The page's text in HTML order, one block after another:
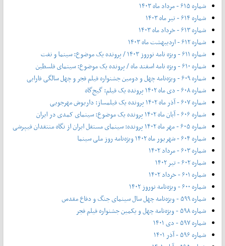
شماره ۶۱۵ - مرداد ماه ۱۴۰۳
شماره ۶۱۴ - تیر ماه ۱۴۰۳
شماره ۶۱۳ - خرداد ماه ۱۴۰۳
شماره ۶۱۲ - اردیبهشت ماه ۱۴۰۳
شماره ۶۱۱ - ویژه نامه نوروز ۱۴۰۳ / پرونده یک موضوع: سینما و نفت
شماره ۶۱۰ - ویژه نامه اسفند ماه / پرونده یک موضوع: سینمای فلسطین
شماره ۶۰۹ - ویژه‌نامه چهل و دومین جشنواره فیلم فجر و چهل سالگی فارابی
شماره ۶۰۸ - دی ماه ۱۴۰۲ پرونده یک فیلم: گیج‌گاه
شماره ۶۰۷ - آذر ماه ۱۴۰۲ پرونده یک فیلمساز: داریوش مهرجویی
شماره ۶۰۶ - آبان ماه ۱۴۰۲ پرونده یک موضوع: سینمای کمدی در ایران
شماره ۶۰۵ - مهر ماه ۱۴۰۲ پرونده: سینمای مستقل ایران از نگاه منتقدان فیپرشی
شماره ۶۰۴ - شهریور ماه ۱۴۰۲ ویژه‌نامه روز ملی سینما
شماره ۶۰۳ - مرداد ۱۴۰۲
شماره ۶۰۲ - تیر ۱۴۰۲
شماره ۶۰۱ - خرداد ۱۴۰۲
شماره ۶۰۰ - ویژه‌نامه نوروز ۱۴۰۲
شماره ۵۹۹ - ویژه‌نامه چهل سال سینمای جنگ و دفاع مقدس
شماره ۵۹۸ - ویژه‌نامه چهل و یکمین جشنواره فیلم فجر
شماره ۵۹۷ - دی ۱۴۰۱
شماره ۵۹۶ - آذر ۱۴۰۱